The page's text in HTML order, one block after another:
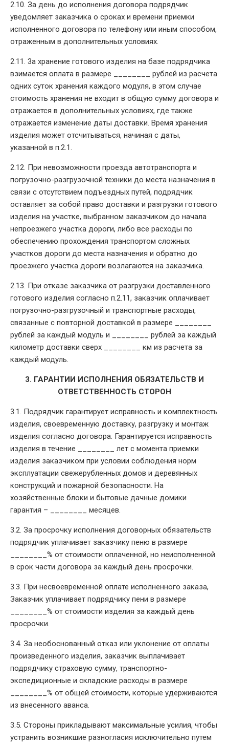
2.10. За день до исполнения договора подрядчик
уведомляет заказчика о сроках и времени приемки
исполненного договора по телефону или иным способом,
отраженным в дополнительных условиях.
2.11. 3а хранение готового изделия на базе подрядчика
взимается оплата в размере ________ рублей из расчета
одних суток хранения каждого модуля, в этом случае
стоимость хранения не входит в общую сумму договора и
отражается в дополнительных условиях, где также
отражается изменение даты доставки. Время хранения
изделия может отсчитываться, начиная с даты,
указанной в п.2.1.
2.12. При невозможности проезда автотранспорта и
погрузочно-разгрузочной техники до места назначения в
связи с отсутствием подъездных путей, подрядчик
оставляет за собой право доставки и разгрузки готового
изделия на участке, выбранном заказчиком до начала
непроезжего участка дороги, либо все расходы по
обеспечению прохождения транспортом сложных
участков дороги до места назначения и обратно до
проезжего участка дороги возлагаются на заказчика.
2.13. При отказе заказчика от разгрузки доставленного
готового изделия согласно п.2.11, заказчик оплачивает
погрузочно-разгрузочный и транспортные расходы,
связанные с повторной доставкой в размере ________
рублей за каждый модуль и ________ рублей за каждый
километр доставки сверх ________ км из расчета за
каждый модуль.
3. ГАРАНТИИ ИСПОЛНЕНИЯ ОБЯЗАТЕЛЬСТВ И
ОТВЕТСТВЕННОСТЬ СТОРОН
3.1. Подрядчик гарантирует исправность и комплектность
изделия, своевременную доставку, разгрузку и монтаж
изделия согласно договора. Гарантируется исправность
изделия в течение ________ лет с момента приемки
изделия заказчиком при условии соблюдения норм
эксплуатации свежерубленных домов и деревянных
конструкций и пожарной безопасности. На
хозяйственные блоки и бытовые дачные домики
гарантия – ________ месяцев.
3.2. За просрочку исполнения договорных обязательств
подрядчик уплачивает заказчику пеню в размере
________% от стоимости оплаченной, но неисполненной
в срок части договора за каждый день просрочки.
3.3. При несвоевременной оплате исполненного заказа,
Заказчик уплачивает подрядчику пени в размере
________% от стоимости изделия за каждый день
просрочки.
3.4. За необоснованный отказ или уклонение от оплаты
произведенного изделия, заказчик выплачивает
подрядчику страховую сумму, транспортно-
экспедиционные и складские расходы в размере
________% от общей стоимости, которые удерживаются
из внесенного аванса.
3.5. Стороны прикладывают максимальные усилия, чтобы
устранить возникшие разногласия исключительно путем